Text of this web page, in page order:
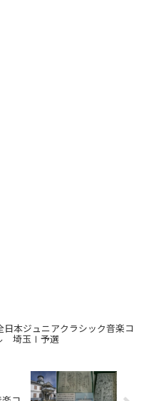
日本ジュニアクラシック音楽コ
埼玉Ⅰ予選